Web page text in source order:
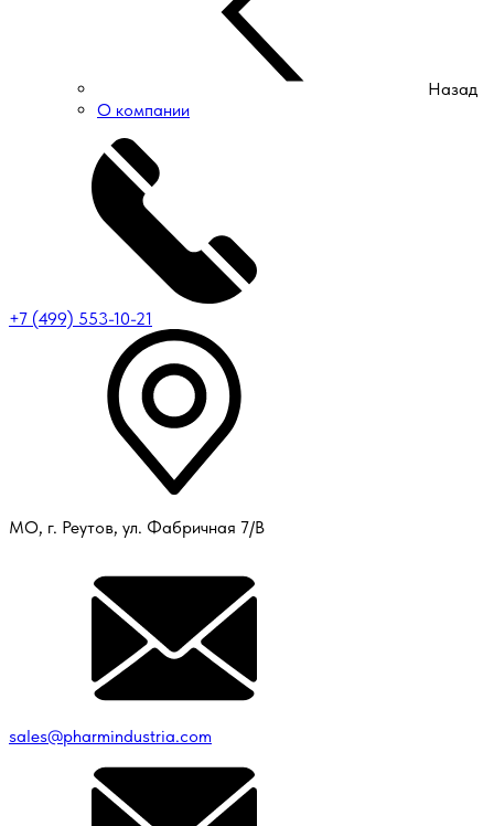
Назад
О компании
+7 (499) 553-10-21
МО, г. Реутов, ул. Фабричная 7/В
sales@pharmindustria.com